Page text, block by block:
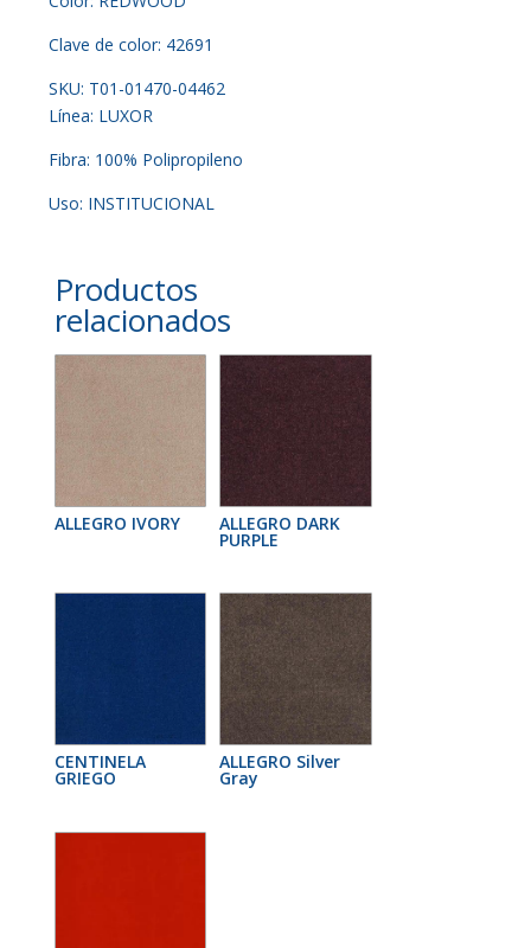
Clave de color: 42691
SKU: T01-01470-04462
Línea: LUXOR
Fibra: 100% Polipropileno
Uso: INSTITUCIONAL
Productos
relacionados
ALLEGRO IVORY ALLEGRO DARK
PURPLE
CENTINELA
GRIEGO
ALLEGRO Silver
Gray